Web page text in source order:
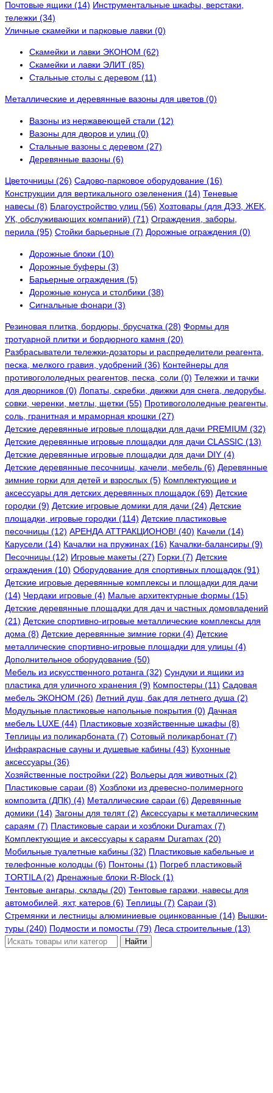
Почтовые ящики (14) Инструментальные шкафы, верстаки,
тележки (34)
Уличные скамейки и парковые лавки (0)
Скамейки и лавки ЭКОНОМ (62)
Скамейки и лавки ЭЛИТ (85)
Стальные столы с деревом (11)
Металлические и деревянные вазоны для цветов (0)
Вазоны из нержавеющей стали (12)
Вазоны для дворов и улиц (0)
Стальные вазоны с деревом (27)
Деревянные вазоны (6)
Цветочницы (26) Садово-парковое оборудование (16)
Конструкции для вертикального озеленения (14) Теневые
навесы (8) Благоустройство улиц (56) Хозтовары (для ДЭЗ, ЖЕК,
УК, обслуживающих компаний) (71) Ограждения, заборы,
перила (95) Стойки барьерные (7) Дорожные ограждения (0)
Дорожные блоки (10)
Дорожные буферы (3)
Барьерные ограждения (5)
Дорожные конуса и столбики (38)
Сигнальные фонари (3)
Резиновая плитка, бордюры, брусчатка (28) Формы для
тротуарной плитки и бордюрного камня (20)
Разбрасыватели тележки-дозаторы и распределители реагента,
песка, мелкого гравия, удобрений (36) Контейнеры для
противогололедных реагентов, песка, соли (0) Тележки и тачки
для дворников (0) Лопаты, скребки, движки для снега, ледорубы,
совки, черенки, метлы, щетки (55) Противогололедные реагенты,
соль, гранитная и мраморная крошки (27)
Детские деревянные игровые площадки для дачи PREMIUM (32)
Детские деревянные игровые площадки для дачи CLASSIC (13)
Детские деревянные игровые площадки для дачи DIY (4)
Детские деревянные песочницы, качели, мебель (6) Деревянные
зимние горки для детей и взрослых (5) Комплектующие и
аксессуары для детских деревянных площадок (69) Детские
городки (9) Детские игровые домики для дачи (24) Детские
площадки, игровые городки (114) Детские пластиковые
песочницы (12) АРЕНДА АТТРАКЦИОНОВ! (40) Качели (14)
Карусели (14) Качалки на пружинах (16) Качалки-балансиры (9)
Песочницы (12) Игровые макеты (27) Горки (7) Детские
ограждения (10) Оборудование для спортивных площадок (91)
Детские игровые деревянные комплексы и площадки для дачи
(14) Чердаки игровые (4) Малые архитектурные формы (15)
Детские деревянные площадки для дач и частных домовладений
(21) Детские спортивно-игровые металлические комплексы для
дома (8) Детские деревянные зимние горки (4) Детские
металлические спортивно-игровые площадки для улицы (4)
Дополнительное оборудование (50)
Мебель из искусственного ротанга (32) Сундуки и ящики из
пластика для уличного хранения (9) Компостеры (11) Садовая
мебель ЭКОНОМ (26) Летний душ, бак для летнего душа (2)
Модульные пластиковые напольные покрытия (0) Дачная
мебель LUXE (44) Пластиковые хозяйственные шкафы (8)
Теплицы из поликарбоната (7) Сотовый поликарбонат (7)
Инфракрасные сауны и душевые кабины (43) Кухонные
аксессуары (36)
Хозяйственные постройки (22) Вольеры для животных (2)
Пластиковые сараи (8) Хозблоки из древесно-полимерного
композита (ДПК) (4) Металлические сараи (6) Деревянные
домики (14) Загоны для телят (2) Аксессуары к металлическим
сараям (7) Пластиковые сараи и хозблоки Duramax (7)
Комплектующие и аксессуары к сараям Duramax (20)
Мобильные туалетные кабины (32) Пластиковые кабельные и
телефонные колодцы (6) Понтоны (1) Погреб пластиковый
TORTILA (2) Дренажные блоки R-Block (1)
Тентовые ангары, склады (20) Тентовые гаражи, навесы для
автомобилей, яхт, катеров (6) Теплицы (7) Сараи (3)
Стремянки и лестницы алюминиевые оцинкованные (14) Вышки-
туры (240) Подмости и помосты (79) Леса строительные (13)
Найти